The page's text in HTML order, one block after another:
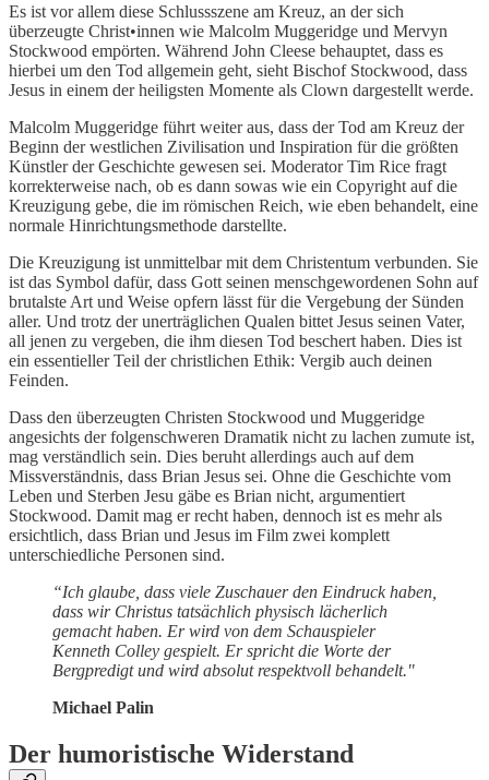
Es ist vor allem diese Schlussszene am Kreuz, an der sich
überzeugte Christ•innen wie Malcolm Muggeridge und Mervyn
Stockwood empörten. Während John Cleese behauptet, dass es
hierbei um den Tod allgemein geht, sieht Bischof Stockwood, dass
Jesus in einem der heiligsten Momente als Clown dargestellt werde.
Malcolm Muggeridge führt weiter aus, dass der Tod am Kreuz der
Beginn der westlichen Zivilisation und Inspiration für die größten
Künstler der Geschichte gewesen sei. Moderator Tim Rice fragt
korrekterweise nach, ob es dann sowas wie ein Copyright auf die
Kreuzigung gebe, die im römischen Reich, wie eben behandelt, eine
normale Hinrichtungsmethode darstellte.
Die Kreuzigung ist unmittelbar mit dem Christentum verbunden. Sie
ist das Symbol dafür, dass Gott seinen menschgewordenen Sohn auf
brutalste Art und Weise opfern lässt für die Vergebung der Sünden
aller. Und trotz der unerträglichen Qualen bittet Jesus seinen Vater,
all jenen zu vergeben, die ihm diesen Tod beschert haben. Dies ist
ein essentieller Teil der christlichen Ethik: Vergib auch deinen
Feinden.
Dass den überzeugten Christen Stockwood und Muggeridge
angesichts der folgenschweren Dramatik nicht zu lachen zumute ist,
mag verständlich sein. Dies beruht allerdings auch auf dem
Missverständnis, dass Brian Jesus sei. Ohne die Geschichte vom
Leben und Sterben Jesu gäbe es Brian nicht, argumentiert
Stockwood. Damit mag er recht haben, dennoch ist es mehr als
ersichtlich, dass Brian und Jesus im Film zwei komplett
unterschiedliche Personen sind.
“Ich glaube, dass viele Zuschauer den Eindruck haben,
dass wir Christus tatsächlich physisch lächerlich
gemacht haben. Er wird von dem Schauspieler
Kenneth Colley gespielt. Er spricht die Worte der
Bergpredigt und wird absolut respektvoll behandelt."
Michael Palin
Der humoristische Widerstand